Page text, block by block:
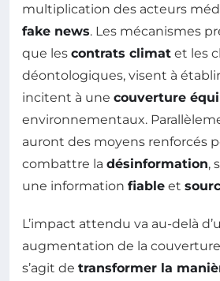
multiplication des acteurs
fake news. Les mécanismes
que les contrats climat et les
déontologiques, visent à
incitent à une couverture
environnementaux.
auront des moyens renforcés
combattre la désinformation,
une information fiable et
L’impact attendu va au-delà
augmentation de la
s’agit de transformer la